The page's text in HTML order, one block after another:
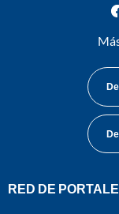
RED DE